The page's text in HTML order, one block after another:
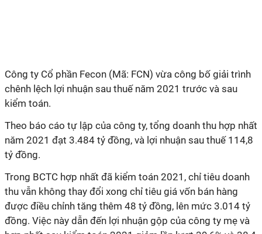
Công ty Cổ phần Fecon (Mã: FCN) vừa công bố giải trình
chênh lệch lợi nhuận sau thuế năm 2021 trước và sau
kiểm toán.
Theo báo cáo tự lập của công ty, tổng doanh thu hợp nhất
năm 2021 đạt 3.484 tỷ đồng, và lợi nhuận sau thuế 114,8
tỷ đồng.
Trong BCTC hợp nhất đã kiểm toán 2021, chỉ tiêu doanh
thu vẫn không thay đổi xong chỉ tiêu giá vốn bán hàng
được điều chỉnh tăng thêm 48 tỷ đồng, lên mức 3.014 tỷ
đồng. Việc này dẫn đến lợi nhuận gộp của công ty mẹ và